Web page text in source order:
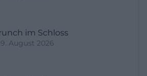
im Schloss
9. August 2026